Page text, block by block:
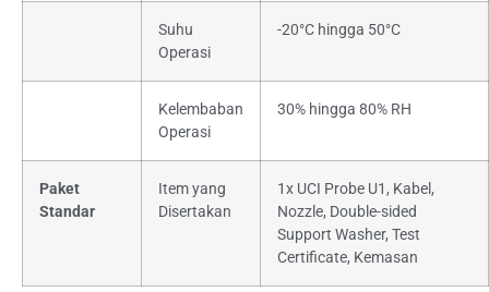
Suhu
Operasi
-20°C hingga 50°C
Kelembaban
Operasi
30% hingga 80% RH
Paket
Standar
Item yang
Disertakan
1x UCI Probe U1, Kabel,
Nozzle, Double-sided
Support Washer, Test
Certificate, Kemasan